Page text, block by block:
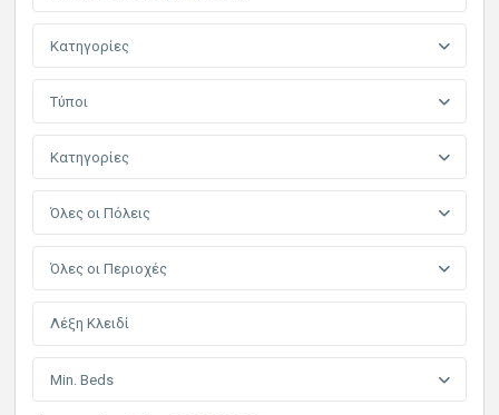
Κατηγορίες
Τύποι
Κατηγορίες
Όλες οι Πόλεις
Όλες οι Περιοχές
Min. Beds